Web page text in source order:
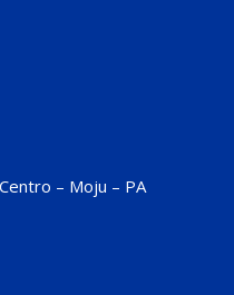
– Moju – PA